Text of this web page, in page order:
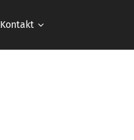
Kontakt